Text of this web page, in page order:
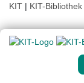
KIT | KIT-Bibliothek